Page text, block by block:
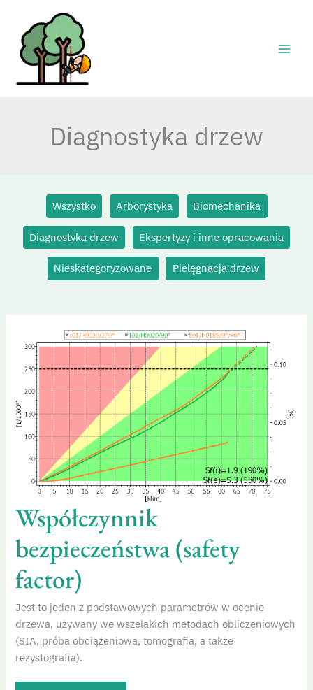
treści
Diagnostyka drzew
category
Wszystko Arborystyka Biomechanika
Diagnostyka drzew Ekspertyzy i inne opracowania
Nieskategoryzowane Pielęgnacja drzew
Współczynnik
bezpieczeństwa (safety
factor)
Jest to jeden z podstawowych parametrów w ocenie
drzewa, używany we wszelakich metodach obliczeniowych
(SIA, próba obciążeniowa, tomografia, a także
rezystografia).
Współczynnik
bezpieczeństwa
(safety
factor)